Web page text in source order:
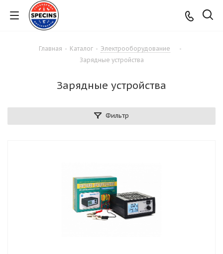
Главная - Каталог - Электрооборудование
-
Зарядные устройства
Зарядные устройства
Фильтр